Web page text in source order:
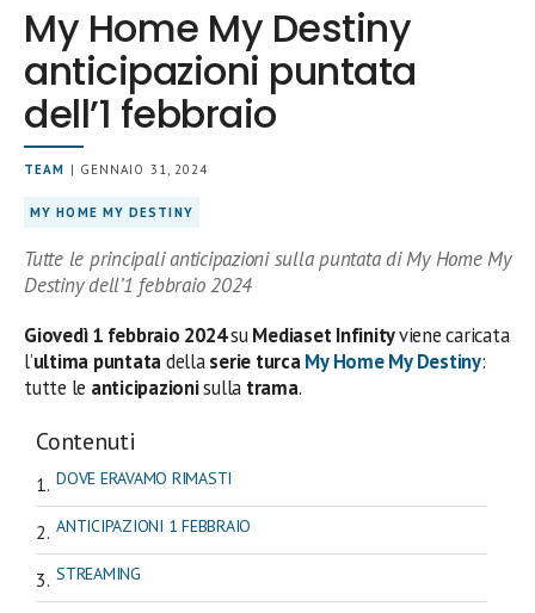
My Home My Destiny
anticipazioni puntata
dell’1 febbraio
TEAM | GENNAIO 31, 2024
MY HOME MY DESTINY
Tutte le principali anticipazioni sulla puntata di My Home My
Destiny dell’1 febbraio 2024
Giovedì 1 febbraio 2024suMediaset Infinityviene caricata
l’ultima puntatadellaserie turcaMy Home My Destiny:
tutte le anticipazionisulla trama.
Contenuti
DOVE ERAVAMO RIMASTI
ANTICIPAZIONI 1 FEBBRAIO
STREAMING